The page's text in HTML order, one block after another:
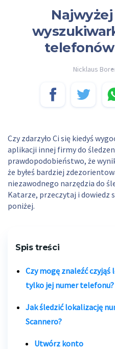
Nicklaus
Czy zdarzyło Ci się kiedyś
aplikacji innej firmy do
prawdopodobieństwo, że
że byłeś bardziej
niezawodnego narzędzia do
Katarze, przeczytaj i dowiedz
poniżej.
Spis treści
Czy mogę znaleźć
tylko jej numer telefonu?
Jak śledzić lokalizację
Scannero?
Utwórz konto